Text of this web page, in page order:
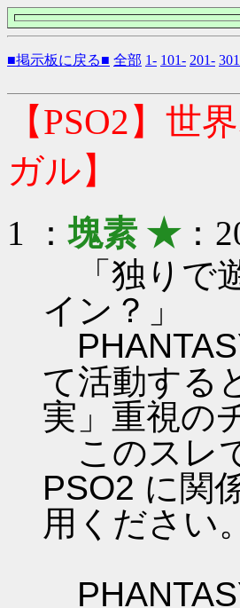
■掲示板に戻る■ 全部 1- 101- 201-
【PSO2】
ガル】
1 ：塊素 ★：
「独りで
イン？」
て活動する
実」重視の
このスレ
PSO2 に関
用ください。